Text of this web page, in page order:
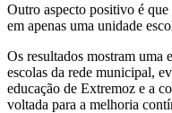
Outro aspecto positivo é
em apenas uma unidade
Os resultados mostram uma
escolas da rede municipal,
educação de Extremoz e a
voltada para a melhoria